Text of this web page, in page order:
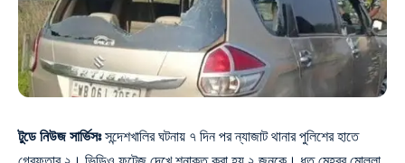
টুডে নিউজ সার্ভিসঃসন্দেশখালির ঘটনায় ৭ দিন পর ন্যাজাটথানার পুলিশেরহাতে